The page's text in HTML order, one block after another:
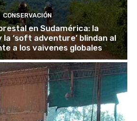
CONSERVACIÓN
en Sudamérica: la
‘soft adventure’ blindan al
a los vaivenes globales